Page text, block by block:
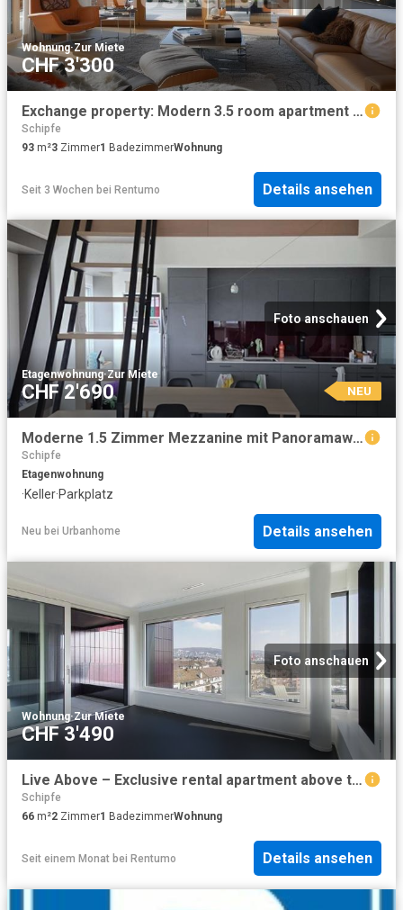
Wohnung·Zur Miete
CHF 3'300
Exchange property: Modern 3.5 room apartment in the heart of Zurich
Schipfe
93 m²3 Zimmer1 BadezimmerWohnung
Seit 3 Wochen bei Rentumo Details ansehen
Foto anschauen
Etagenwohnung·Zur Miete
CHF 2'690 NEU
Moderne 1.5 Zimmer Mezzanine mit Panoramaweitsicht
Schipfe
Etagenwohnung
·Keller·Parkplatz
Neu bei Urbanhome Details ansehen
Foto anschauen
Wohnung·Zur Miete
CHF 3'490
Live Above – Exclusive rental apartment above the FIFA Museum
Schipfe
66 m²2 Zimmer1 BadezimmerWohnung
Seit einem Monat bei Rentumo Details ansehen